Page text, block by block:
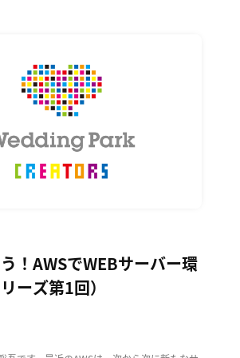
！AWSでWEBサーバー環
ーズ第1回）